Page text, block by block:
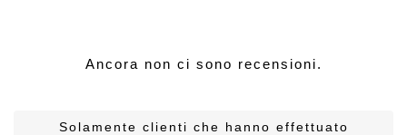
Ancora non ci sono recensioni.
Solamente clienti che hanno effettuato